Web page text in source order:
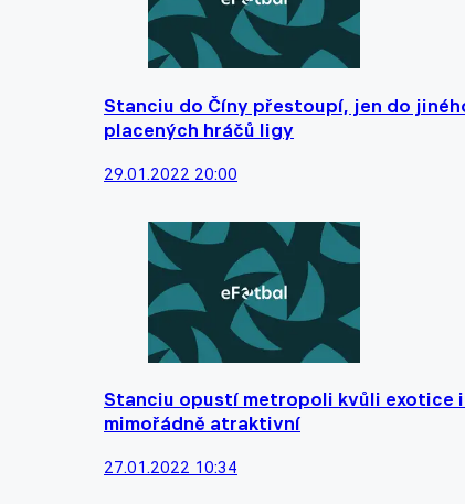
Stanciu do Číny přestoupí, jen do
placených hráčů ligy
29.01.2022 20:00
Stanciu opustí metropoli kvůli exotice
mimořádně atraktivní
27.01.2022 10:34